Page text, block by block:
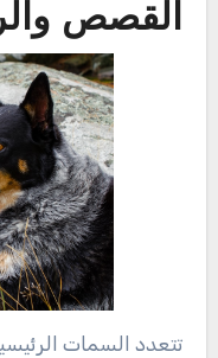
القصص
تتعدد السمات